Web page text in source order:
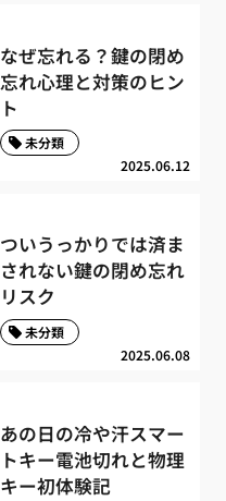
なぜ忘れる？鍵の閉め
忘れ心理と対策のヒン
ト
2025.06.12
未分類
ついうっかりでは済ま
されない鍵の閉め忘れ
リスク
2025.06.08
未分類
あの日の冷や汗スマー
トキー電池切れと物理
キー初体験記